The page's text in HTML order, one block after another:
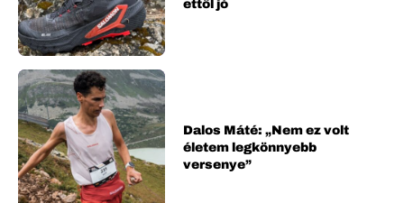
ettől jó
Dalos Máté: „Nem ez volt
életem legkönnyebb
versenye”